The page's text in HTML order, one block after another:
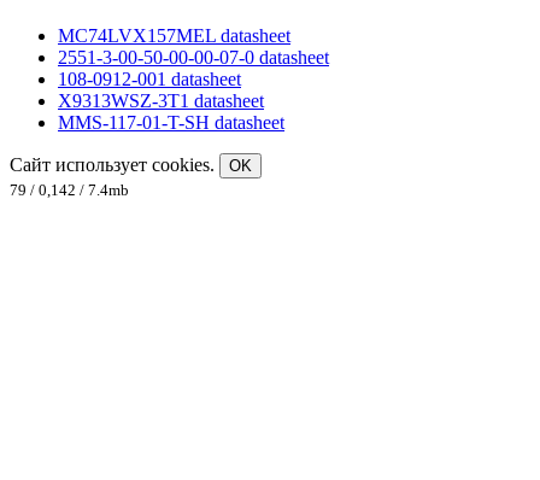
MC74LVX157MEL datasheet
2551-3-00-50-00-00-07-0 datasheet
108-0912-001 datasheet
X9313WSZ-3T1 datasheet
MMS-117-01-T-SH datasheet
Сайт использует cookies.
OK
79 / 0,142 / 7.4mb